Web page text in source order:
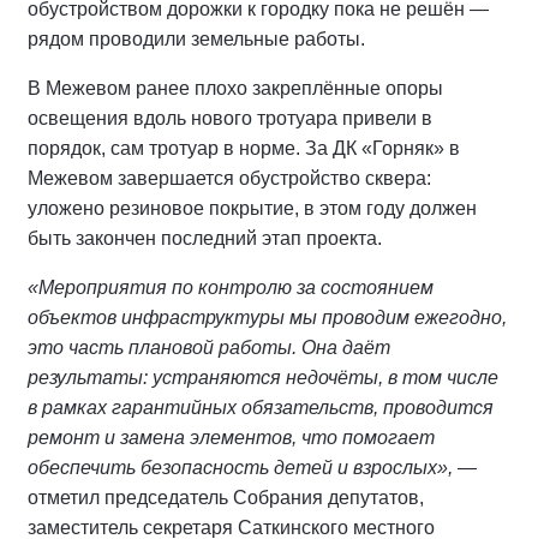
обустройством дорожки к городку пока не решён —
рядом проводили земельные работы.
В Межевом ранее плохо закреплённые опоры
освещения вдоль нового тротуара привели в
порядок, сам тротуар в норме. За ДК «Горняк» в
Межевом завершается обустройство сквера:
уложено резиновое покрытие, в этом году должен
быть закончен последний этап проекта.
«Мероприятия по контролю за состоянием
объектов инфраструктуры мы проводим ежегодно,
это часть плановой работы. Она даёт
результаты: устраняются недочёты, в том числе
в рамках гарантийных обязательств, проводится
ремонт и замена элементов, что помогает
обеспечить безопасность детей и взрослых», —
отметил председатель Собрания депутатов,
заместитель секретаря Саткинского местного